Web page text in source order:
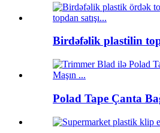
Birdəfəlik plastilin
Polad Tape Çanta